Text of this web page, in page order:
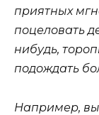
приятных
поцеловать
нибудь,
подождать
Например, вы